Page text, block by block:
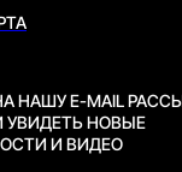
НАШУ E-MAIL
НОВЫЕ
И ВИДЕО